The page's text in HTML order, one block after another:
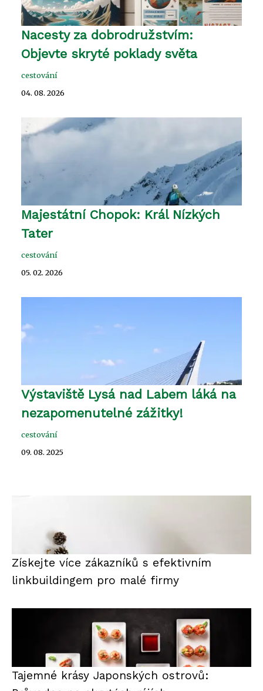
Nacesty za dobrodružstvím:
Objevte skryté poklady světa
cestování
04. 08. 2026
Majestátní Chopok: Král Nízkých
Tater
cestování
05. 02. 2026
Výstaviště Lysá nad Labem láká na
nezapomenutelné zážitky!
cestování
09. 08. 2025
Získejte více zákazníků s efektivním
linkbuildingem pro malé firmy
Tajemné krásy Japonských ostrovů: